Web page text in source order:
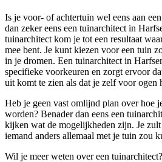
Is je voor- of achtertuin wel eens aan
dan zeker eens een tuinarchitect in
tuinarchitect kom je tot een resultaat
mee bent. Je kunt kiezen voor een tuin
in je dromen. Een tuinarchitect in
specifieke voorkeuren en zorgt ervoor
uit komt te zien als dat je zelf voor ogen
Heb je geen vast omlijnd plan over hoe
worden? Benader dan eens een
kijken wat de mogelijkheden zijn. Je
iemand anders allemaal met je tuin zou
Wil je meer weten over een